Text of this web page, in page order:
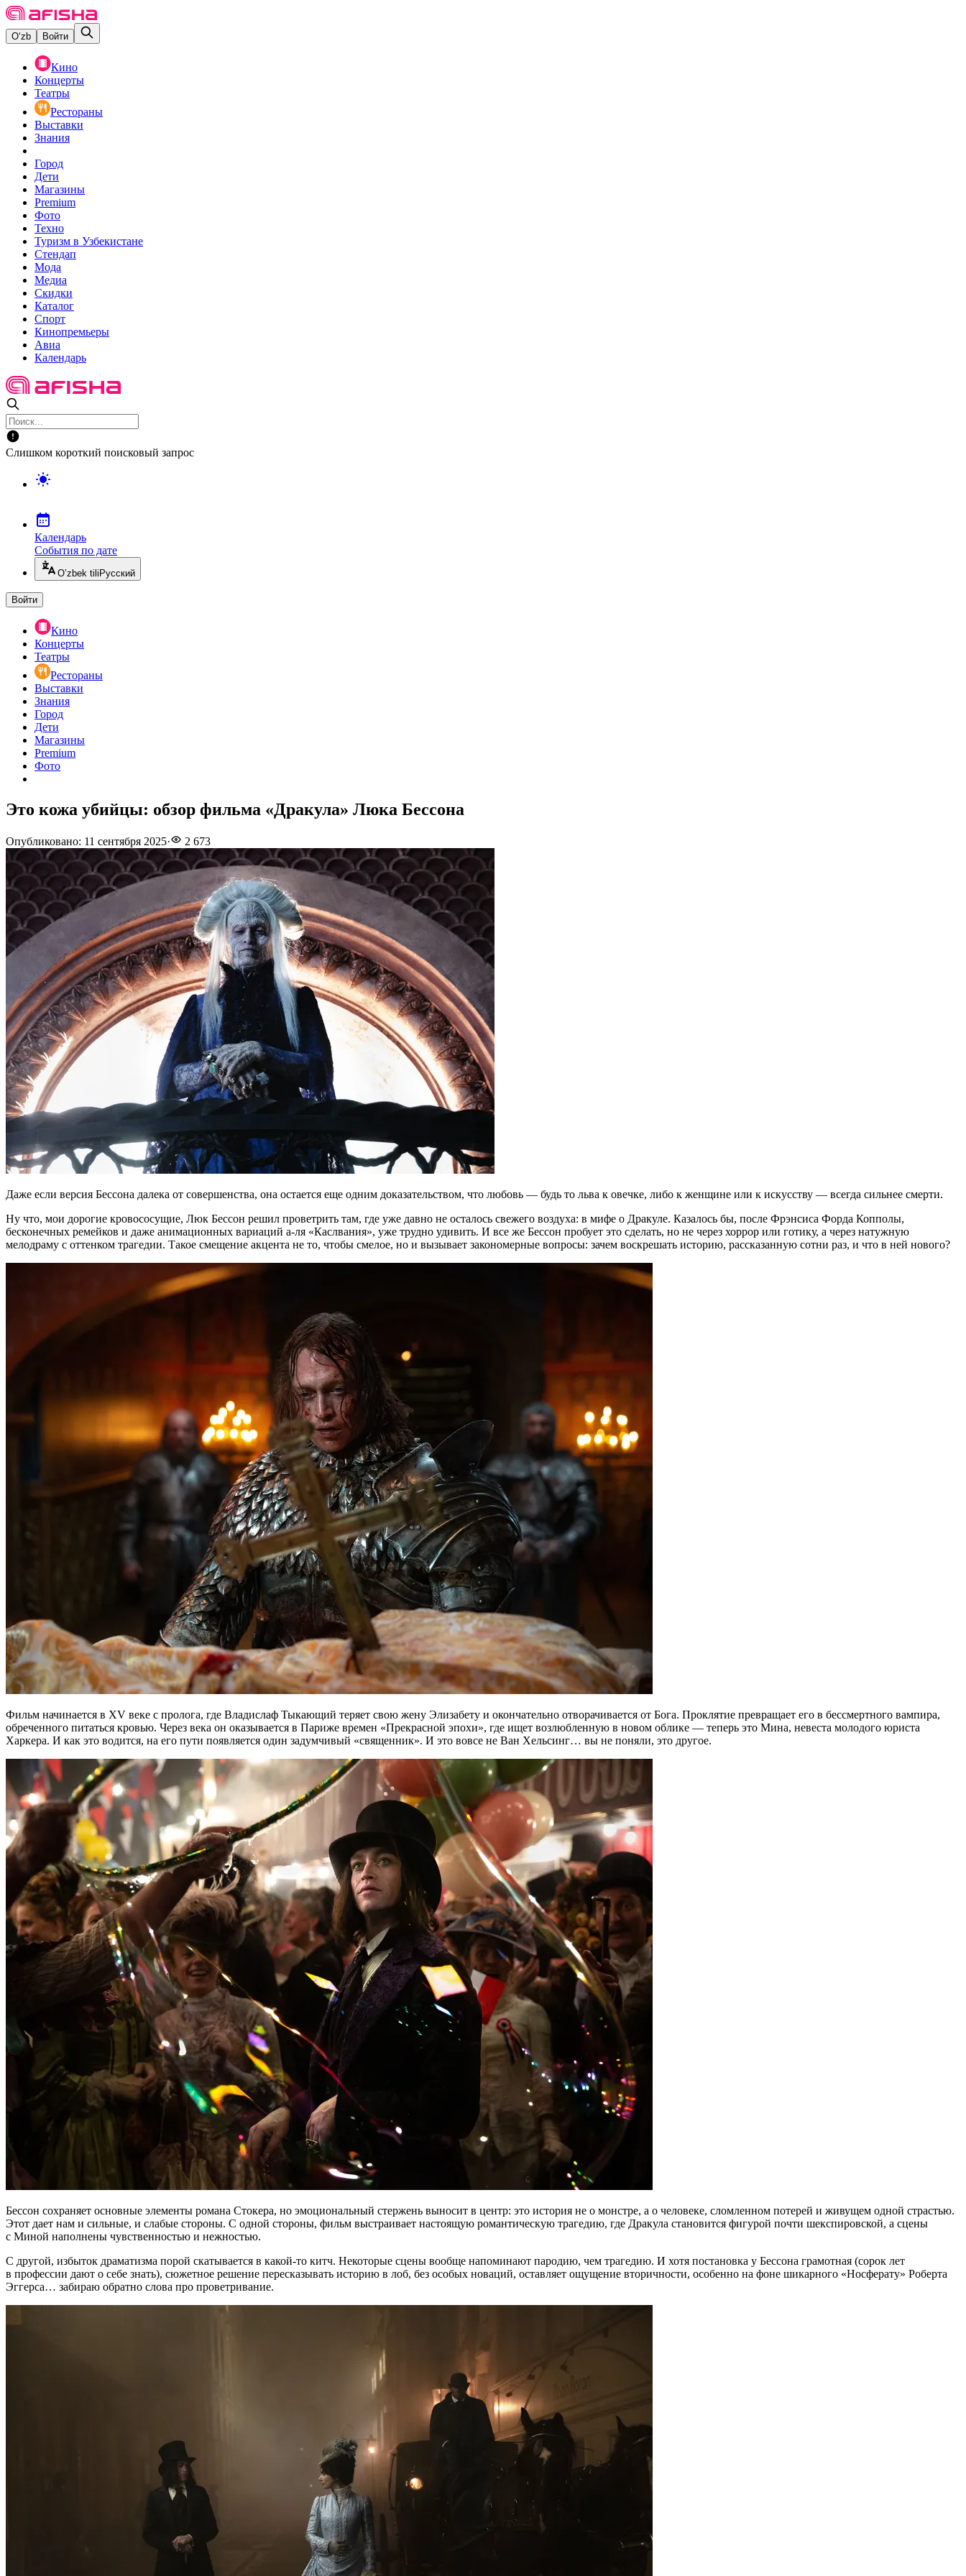
O‘zb Войти
Кино
Концерты
Театры
Рестораны
Выставки
Знания
Город
Дети
Магазины
Premium
Фото
Техно
Туризм в Узбекистане
Стендап
Мода
Медиа
Скидки
Каталог
Спорт
Кинопремьеры
Авиа
Календарь
Слишком короткий поисковый запрос
Календарь
События по дате
O’zbek tili Русский
Войти
Кино
Концерты
Театры
Рестораны
Выставки
Знания
Город
Дети
Магазины
Premium
Фото
Это кожа убийцы: обзор фильма «Дракула» Люка Бессона
Опубликовано: 11 сентября 2025· 2 673
Даже если версия Бессона далека от совершенства, она остается еще одним доказательством, что любовь — будь то льва к овечке, либо к женщине или к искусству — всегда сильнее смерти.
Ну что, мои дорогие кровососущие, Люк Бессон решил проветрить там, где уже давно не осталось свежего воздуха: в мифе о Дракуле. Казалось бы, после Фрэнсиса Форда Копполы,
бесконечных ремейков и даже анимационных вариаций а-ля «Каслвания», уже трудно удивить. И все же Бессон пробует это сделать, но не через хоррор или готику, а через натужную
мелодраму с оттенком трагедии. Такое смещение акцента не то, чтобы смелое, но и вызывает закономерные вопросы: зачем воскрешать историю, рассказанную сотни раз, и что в ней нового?
Фильм начинается в XV веке с пролога, где Владислаф Тыкающий теряет свою жену Элизабету и окончательно отворачивается от Бога. Проклятие превращает его в бессмертного вампира,
обреченного питаться кровью. Через века он оказывается в Париже времен «Прекрасной эпохи», где ищет возлюбленную в новом облике — теперь это Мина, невеста молодого юриста
Харкера. И как это водится, на его пути появляется один задумчивый «священник». И это вовсе не Ван Хельсинг… вы не поняли, это другое.
Бессон сохраняет основные элементы романа Стокера, но эмоциональный стержень выносит в центр: это история не о монстре, а о человеке, сломленном потерей и живущем одной страстью.
Этот дает нам и сильные, и слабые стороны. С одной стороны, фильм выстраивает настоящую романтическую трагедию, где Дракула становится фигурой почти шекспировской, а сцены
с Миной наполнены чувственностью и нежностью.
С другой, избыток драматизма порой скатывается в какой-то китч. Некоторые сцены вообще напоминают пародию, чем трагедию. И хотя постановка у Бессона грамотная (сорок лет
в профессии дают о себе знать), сюжетное решение пересказывать историю в лоб, без особых новаций, оставляет ощущение вторичности, особенно на фоне шикарного «Носферату» Роберта
Эггерса… забираю обратно слова про проветривание.